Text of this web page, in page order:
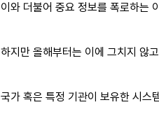
이와 더불어 중요 정보를 폭로하는
하지만 올해부터는 이에 그치지 않
국가 혹은 특정 기관이 보유한 시스